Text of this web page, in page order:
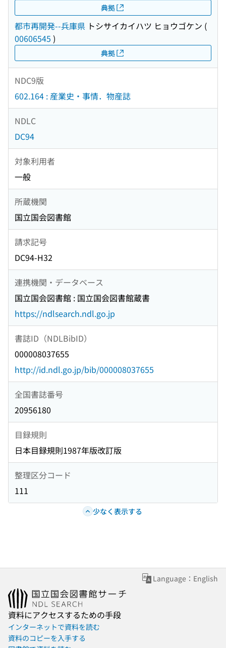
典拠
都市再開発--兵庫県 トシサイカイハツ ヒョウゴケン (
00606545 )
典拠
NDC9版
602.164 : 産業史・事情．物産誌
NDLC
DC94
対象利用者
一般
所蔵機関
国立国会図書館
請求記号
DC94-H32
連携機関・データベース
国立国会図書館 : 国立国会図書館蔵書
https://ndlsearch.ndl.go.jp
書誌ID（NDLBibID）
000008037655
http://id.ndl.go.jp/bib/000008037655
全国書誌番号
20956180
目録規則
日本目録規則1987年版改訂版
整理区分コード
111
少なく表示する
Language：English
資料にアクセスするための手段
インターネットで資料を読む
資料のコピーを入手する